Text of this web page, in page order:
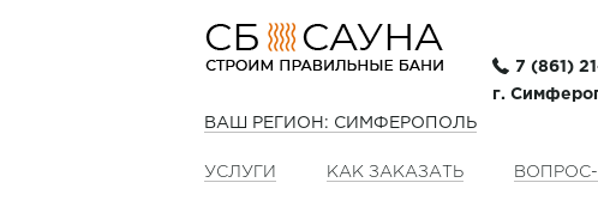
7 (861)
г.
ВАШ РЕГИОН: СИМФЕРОПОЛЬ
УСЛУГИ КАК ЗАКАЗАТЬ ВОПРОС-